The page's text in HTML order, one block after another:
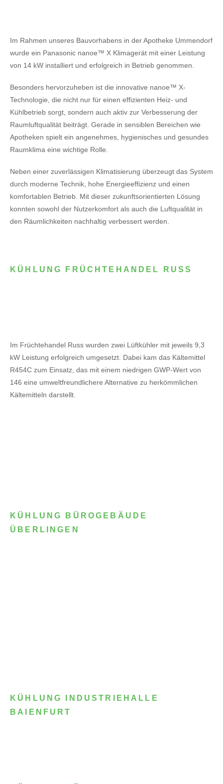
Im Rahmen unseres Bauvorhabens in der Apotheke Ummendorf
wurde ein Panasonic nanoe™ X Klimagerät mit einer Leistung
von 14 kW installiert und erfolgreich in Betrieb genommen.
Besonders hervorzuheben ist die innovative nanoe™ X-
Technologie, die nicht nur für einen effizienten Heiz- und
Kühlbetrieb sorgt, sondern auch aktiv zur Verbesserung der
Raumluftqualität beiträgt. Gerade in sensiblen Bereichen wie
Apotheken spielt ein angenehmes, hygienisches und gesundes
Raumklima eine wichtige Rolle.
Neben einer zuverlässigen Klimatisierung überzeugt das System
durch moderne Technik, hohe Energieeffizienz und einen
komfortablen Betrieb. Mit dieser zukunftsorientierten Lösung
konnten sowohl der Nutzerkomfort als auch die Luftqualität in
den Räumlichkeiten nachhaltig verbessert werden.
KÜHLUNG FRÜCHTEHANDEL RUSS
Im Früchtehandel Russ wurden zwei Lüftkühler mit jeweils 9,3
kW Leistung erfolgreich umgesetzt. Dabei kam das Kältemittel
R454C zum Einsatz, das mit einem niedrigen GWP-Wert von
146 eine umweltfreundlichere Alternative zu herkömmlichen
Kältemitteln darstellt.
KÜHLUNG BÜROGEBÄUDE
ÜBERLINGEN
KÜHLUNG INDUSTRIEHALLE
BAIENFURT